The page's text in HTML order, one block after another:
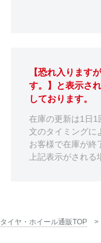
【恐れ入ります
す。】と表示さ
しております。
在庫の更新は1日1
文のタイミングに
お客様で在庫が終
上記表示がされ
タイヤ・ホイール通販TOP